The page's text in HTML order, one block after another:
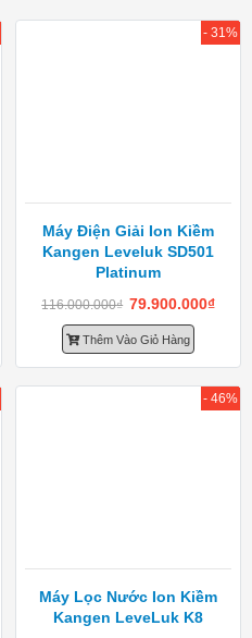
Máy Điện Giải Ion Kiềm
Kangen Leveluk SD501
Platinum
116.000.000₫ 79.900.000₫
Thêm Vào Giỏ Hàng
- 31%
Máy Lọc Nước Ion Kiềm
Kangen LeveLuk K8
- 46%